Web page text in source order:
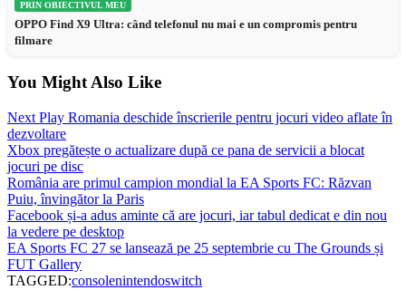
PRIN OBIECTIVUL MEU
OPPO Find X9 Ultra: când telefonul nu mai e un compromis pentru
filmare
You Might Also Like
Next Play Romania deschide înscrierile pentru jocuri video aflate în
dezvoltare
Xbox pregătește o actualizare după ce pana de servicii a blocat
jocuri pe disc
România are primul campion mondial la EA Sports FC: Răzvan
Puiu, învingător la Paris
Facebook și-a adus aminte că are jocuri, iar tabul dedicat e din nou
la vedere pe desktop
EA Sports FC 27 se lansează pe 25 septembrie cu The Grounds și
FUT Gallery
TAGGED:consolenintendoswitch